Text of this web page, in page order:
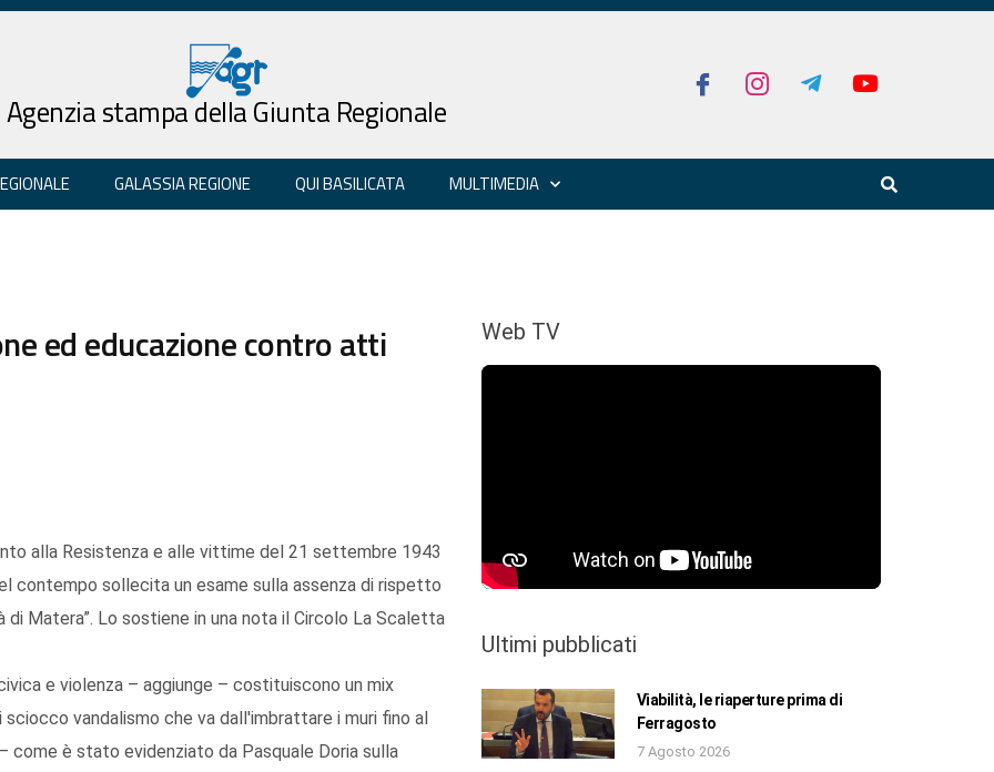
Agenzia stampa della Giunta Regionale
GALASSIA REGIONE QUI BASILICATA MULTIMEDIA
ed educazione contro atti
alla Resistenza e alle vittime del 21 settembre 1943
contempo sollecita un esame sulla assenza di rispetto
Matera”. Lo sostiene in una nota il Circolo La Scaletta
e violenza – aggiunge – costituiscono un mix
vandalismo che va dall'imbrattare i muri fino al
come è stato evidenziato da Pasquale Doria sulla
Web TV
Ultimi pubblicati
Viabilità, le riaperture prima di
Ferragosto
7 Agosto 2026